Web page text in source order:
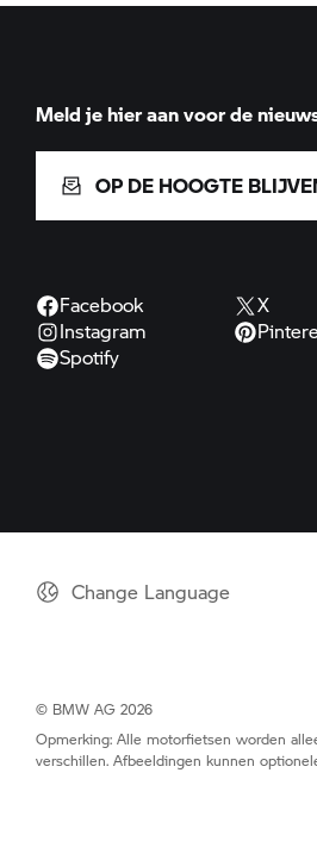
Meld je hier aan voor de
OP DE HOOGTE
Facebook X
Instagram
Spotify
Change Language
© BMW AG 2026
Opmerking: Alle motorfietsen worden
verschillen. Afbeeldingen kunnen